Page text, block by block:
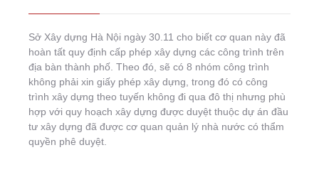
Sở Xây dựng Hà Nội ngày 30.11 cho biết cơ quan này đã
hoàn tất quy định cấp phép xây dựng các công trình trên
địa bàn thành phố. Theo đó, sẽ có 8 nhóm công trình
không phải xin giấy phép xây dựng, trong đó có công
trình xây dựng theo tuyến không đi qua đô thị nhưng phù
hợp với quy hoạch xây dựng được duyệt thuộc dự án đầu
tư xây dựng đã được cơ quan quản lý nhà nước có thẩm
quyền phê duyệt.